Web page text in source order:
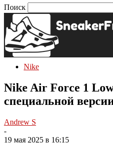
Поиск
Nike
Nike Air Force 1
специальной
Andrew S
-
19 мая 2025 в 16:15